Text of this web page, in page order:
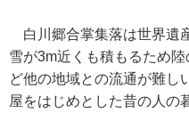
白川郷合掌集落は世界遺
雪が3m近くも積もるため
ど他の地域との流通が難し
屋をはじめとした昔の人の